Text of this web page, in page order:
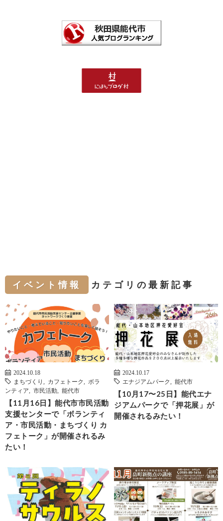
イベント情報 カテゴリの最新記事
2024.10.18
まちづくり
カフェトーク
ボラ
ンティア
市民活動 能代市
【11月16日】能代市市民活動
支援センターで「ボランティ
ア・市民活動・まちづくり カ
フェトーク」が開催されるみ
たい！
2024.10.17
エナジアムパーク
能代市
【10月17〜25日】能代エナ
ジアムパークで「押花展」が
開催されるみたい！